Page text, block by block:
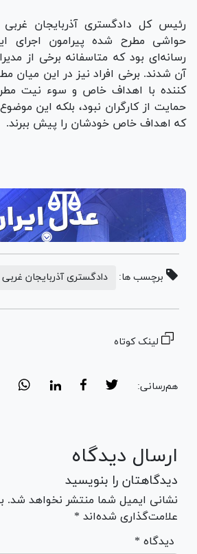
رئیس کل دادگستری آذربایجان غربی
حواشی مطرح شده پیرامون اجرای
رسانه‌ای بود که متاسفانه برخی از
آن شدند. برخی افراد نیز در این میان
کننده با اهداف خاص و سوء نیت
حمایت از کارگران نبود، بلکه این
که اهداف خاص خودشان را پیش ببرند.
برچسب ها: دادگستری آذربایجان غربی
لینک کوتاه
هم‌رسانی:
ارسال دیدگاه
دیدگاهتان را بنویسید
نشانی ایمیل شما منتشر نخواهد شد.
علامت‌گذاری شده‌اند *
* دیدگاه